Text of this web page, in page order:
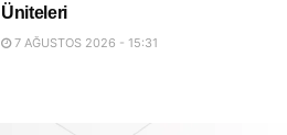
Üniteleri
7 AĞUSTOS 2026 - 15:31